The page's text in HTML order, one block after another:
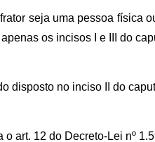
seja uma pessoa física
os incisos I e III do
disposto no inciso II do
o art. 12 do Decreto-Lei nº